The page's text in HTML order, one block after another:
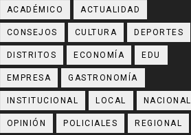
ACADÉMICO ACTUALIDAD
CONSEJOS CULTURA DEPORTES
DISTRITOS ECONOMÍA EDU
EMPRESA GASTRONOMÍA
INSTITUCIONAL LOCAL NACIONAL
OPINIÓN POLICIALES REGIONAL